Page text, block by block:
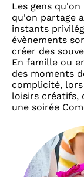
Les gens
qu'on partage
instants
évènements
créer des
En famille ou
des moments
complicité,
loisirs créatifs,
une soirée